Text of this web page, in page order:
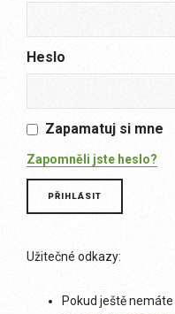
Heslo
Zapamatuj si mne
Zapomněli jste heslo?
Užitečné odkazy:
Pokud ještě